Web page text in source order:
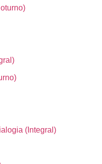
(Integral)